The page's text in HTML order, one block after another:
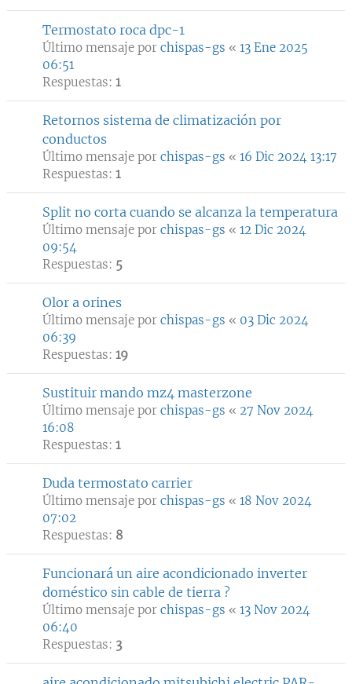
Termostato roca dpc-1
Último mensaje por chispas-gs « 13 Ene 2025
06:51
Respuestas: 1
Retornos sistema de climatización por
conductos
Último mensaje por chispas-gs « 16 Dic 2024 13:17
Respuestas: 1
Split no corta cuando se alcanza la temperatura
Último mensaje por chispas-gs « 12 Dic 2024
09:54
Respuestas: 5
Olor a orines
Último mensaje por chispas-gs « 03 Dic 2024
06:39
Respuestas: 19
Sustituir mando mz4 masterzone
Último mensaje por chispas-gs « 27 Nov 2024
16:08
Respuestas: 1
Duda termostato carrier
Último mensaje por chispas-gs « 18 Nov 2024
07:02
Respuestas: 8
Funcionará un aire acondicionado inverter
doméstico sin cable de tierra ?
Último mensaje por chispas-gs « 13 Nov 2024
06:40
Respuestas: 3